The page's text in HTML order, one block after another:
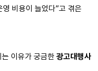
비용이 늘었다”고 겪은
이유가 궁금한 광고대행사